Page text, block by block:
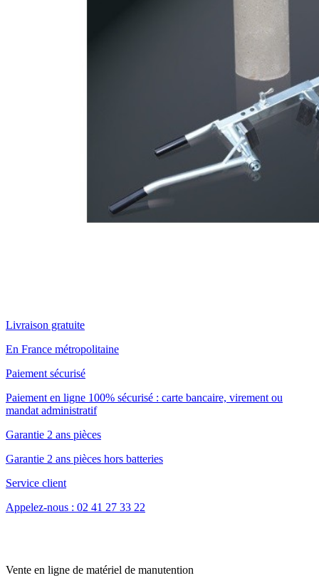
Livraison gratuite
En France métropolitaine
Paiement sécurisé
Paiement en ligne 100% sécurisé : carte bancaire, virement ou
mandat administratif
Garantie 2 ans pièces
Garantie 2 ans pièces hors batteries
Service client
Appelez-nous : 02 41 27 33 22
Vente en ligne de matériel de manutention